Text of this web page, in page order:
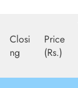
Closi
ng
Price
(Rs.)